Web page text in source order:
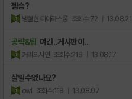
젬슴?
냉혈한 티아라스롱 조회수:72 | 13.08.21
공략&팁 여긴..게시판이..
거리의시인 조회수:216 | 13.08.17
살릴수없나요?
owl 조회수:118 | 13.08.07